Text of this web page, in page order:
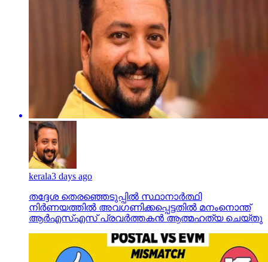
kerala3 days ago
തദ്ദേശ തെരഞ്ഞെടുപ്പില്‍ സ്ഥാനാര്‍ത്ഥി
നിര്‍ണയത്തില്‍ അവഗണിക്കപ്പെട്ടതില്‍ മനംനൊന്ത്
ആര്‍എസ്എസ് പ്രവര്‍ത്തകന്‍ ആത്മഹത്യ ചെയ്തു